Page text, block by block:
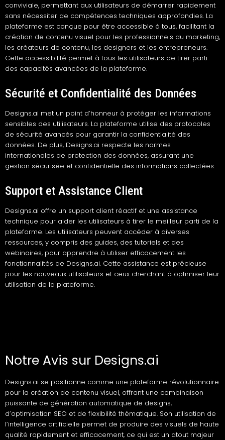
conviviale, permettant aux utilisateurs de démarrer rapidement
sans nécessiter de compétences techniques approfondies. La
plateforme est conçue pour être accessible à tous, facilitant la
création de contenu visuel pour les professionnels du marketing,
les créateurs de contenu, les designers et les entrepreneurs.
Cette accessibilité permet à tous les utilisateurs de tirer parti
des capacités avancées de la plateforme.
Sécurité et Confidentialité des Données
Designs.ai met un point d’honneur à protéger les informations
sensibles des utilisateurs. La plateforme utilise des protocoles
de sécurité avancés pour garantir la confidentialité des
données. De plus, Designs.ai respecte les normes
internationales de protection des données, assurant une
gestion sécurisée et confidentielle des informations collectées.
Support et Assistance Client
Designs.ai offre un support client réactif et une assistance
technique pour aider les utilisateurs à tirer le meilleur parti de la
plateforme. Les utilisateurs peuvent accéder à diverses
ressources, y compris des guides, des tutoriels et des
webinaires, pour apprendre à utiliser efficacement les
fonctionnalités de Designs.ai. Cette assistance est précieuse
pour les nouveaux utilisateurs et ceux cherchant à optimiser leur
utilisation de la plateforme.
Notre Avis sur Designs.ai
Designs.ai se positionne comme une plateforme révolutionnaire
pour la création de contenu visuel, offrant une combinaison
puissante de génération automatique de designs,
d’optimisation SEO et de flexibilité thématique. Son utilisation de
l’intelligence artificielle permet de produire des visuels de haute
qualité rapidement et efficacement, ce qui est un atout majeur